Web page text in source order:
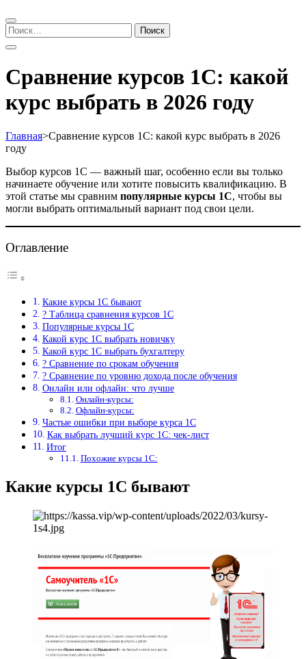
Найти:
Сравнение курсов 1С: какой
курс выбрать в 2026 году
Главная>Сравнение курсов 1С: какой курс выбрать в 2026
году
Выбор курсов 1С — важный шаг, особенно если вы только
начинаете обучение или хотите повысить квалификацию. В
этой статье мы сравним популярные курсы 1С, чтобы вы
могли выбрать оптимальный вариант под свои цели.
Оглавление
Какие курсы 1С бывают
? Таблица сравнения курсов 1С
Популярные курсы 1С
Какой курс 1С выбрать новичку
Какой курс 1С выбрать бухгалтеру
? Сравнение по срокам обучения
? Сравнение по уровню дохода после обучения
Онлайн или офлайн: что лучше
Онлайн-курсы:
Офлайн-курсы:
Частые ошибки при выборе курса 1С
Как выбрать лучший курс 1С: чек-лист
Итог
Похожие курсы 1С:
Какие курсы 1С бывают